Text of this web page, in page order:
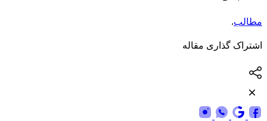
مطالب،
اشتراک گذاری مقاله